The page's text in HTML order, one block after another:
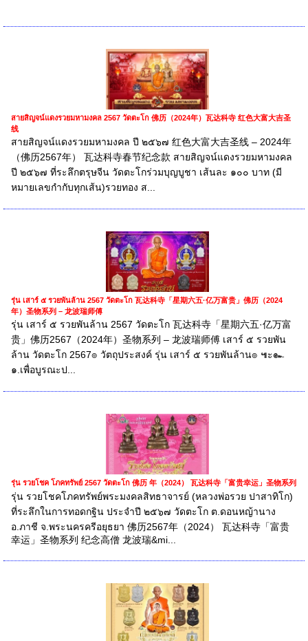
สายสิญจน์แดงรวยมหามงคล 2567 วัดตะโก 佛历（2024年）瓦达科寺 红色大富大吉圣
线
สายสิญจน์แดงรวยมหามงคล ปี ๒๕๖๗ 红色大富大吉圣线 – 2024年
（佛历2567年） 瓦达科寺春节纪念款 สายสิญจน์แดงรวยมหามงคล
ปี ๒๕๖๗ ที่ระลึกตรุษจีน วัดตะโกร่วมบุญบูชา เส้นละ ๑๐๐ บาท (มี
หมายเลขกำกับทุกเส้น)รวยทอง ส...
รุ่น เสาร์ ๕ รวยพันล้าน 2567 วัดตะโก 瓦达科寺「星期六五·亿万富贵」佛历（2024
年）圣物系列 – 龙波瑞师傅
รุ่น เสาร์ ๕ รวยพันล้าน 2567 วัดตะโก 瓦达科寺「星期六五·亿万富
贵」佛历2567（2024年）圣物系列 – 龙波瑞师傅 เสาร์ ๕ รวยพัน
ล้าน วัดตะโก 2567๏ วัตถุประสงค์ รุ่น เสาร์ ๕ รวยพันล้าน๏ ๚ะ๛
๑.เพื่อบูรณะป...
รุ่น รวยโชค โภคทรัพย์ 2567 วัดตะโก 佛历 年（2024） 瓦达科寺「富贵幸运」圣物系列
รุ่น รวยโชคโภคทรัพย์พระมงคลสิทธาจารย์ (หลวงพ่อรวย ปาสาทิโก)
ที่ระลึกในการทอดกฐิน ประจำปี ๒๕๖๗ วัดตะโก ต.ดอนหญ้านาง
อ.ภาชี จ.พระนครครีอยุธยา 佛历2567年（2024） 瓦达科寺「富贵
幸运」圣物系列 纪念高僧 龙波瑞&mi...